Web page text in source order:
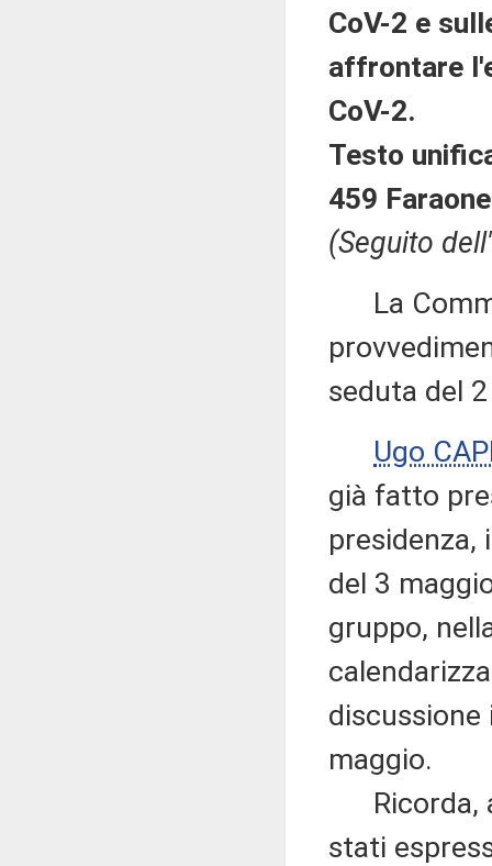
CoV-2 e
affrontare
CoV-2.
Testo
459
(Seguito
La
seduta del
Ugo
già fatto
presidenza,
del 3
gruppo,
discussione
maggio.
Ricorda,
stati